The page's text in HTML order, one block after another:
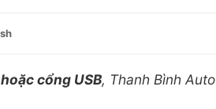
cổng USB, Thanh Bình